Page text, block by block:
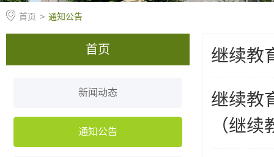
首页 > 通知公告
首页
新闻动态
通知公告
继续教
继续教
（继